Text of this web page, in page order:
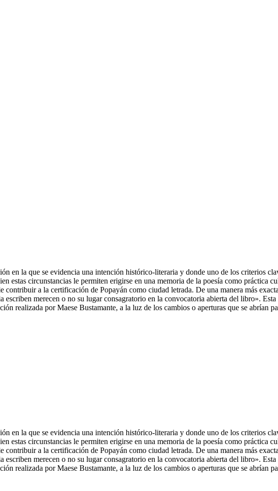
en la que se evidencia una intención histórico-literaria y donde uno de los criterios
circunstancias le permiten erigirse en una memoria de la poesía como práctica
a la certificación de Popayán como ciudad letrada. De una manera más
merecen o no su lugar consagratorio en la convocatoria abierta del libro». Esta
realizada por Maese Bustamante, a la luz de los cambios o aperturas que se abrían
en la que se evidencia una intención histórico-literaria y donde uno de los criterios
circunstancias le permiten erigirse en una memoria de la poesía como práctica
a la certificación de Popayán como ciudad letrada. De una manera más
escriben merecen o no su lugar consagratorio en la convocatoria abierta del libro».
realizada por Maese Bustamante, a la luz de los cambios o aperturas que se abrían